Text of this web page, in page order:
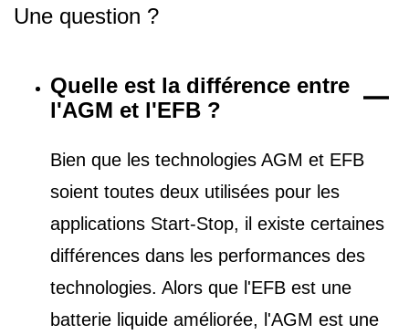
Une question ?
Quelle est la différence entre
l'AGM et l'EFB ?
Bien que les technologies AGM et EFB
soient toutes deux utilisées pour les
applications Start-Stop, il existe certaines
différences dans les performances des
technologies. Alors que l'EFB est une
batterie liquide améliorée, l'AGM est une